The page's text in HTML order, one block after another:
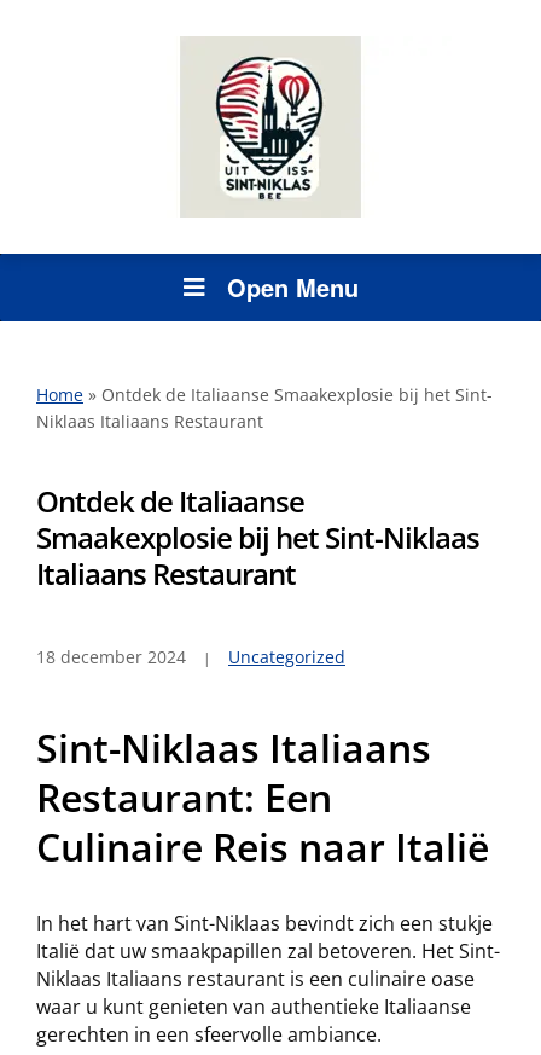
Open Menu
Home » Ontdek de Italiaanse Smaakexplosie bij het Sint-
Niklaas Italiaans Restaurant
Ontdek de Italiaanse
Smaakexplosie bij het Sint-Niklaas
Italiaans Restaurant
18 december 2024 Uncategorized
Sint-Niklaas Italiaans
Restaurant: Een
Culinaire Reis naar Italië
In het hart van Sint-Niklaas bevindt zich een stukje
Italië dat uw smaakpapillen zal betoveren. Het Sint-
Niklaas Italiaans restaurant is een culinaire oase
waar u kunt genieten van authentieke Italiaanse
gerechten in een sfeervolle ambiance.